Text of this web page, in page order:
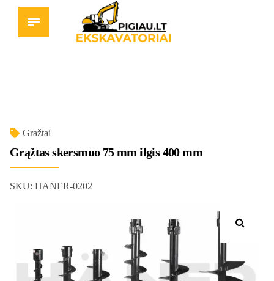
Gražtai
Grąžtas skersmuo 75 mm ilgis 400 mm
SKU: HANER-0202